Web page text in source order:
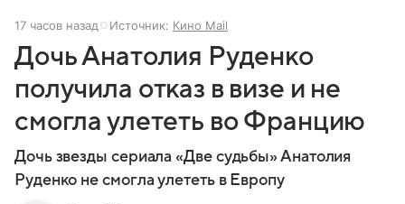
17 часов назад Источник: Кино Mail
Дочь Анатолия Руденко
получила отказ в визе и не
смогла улететь во Францию
Дочь звезды сериала «Две судьбы» Анатолия
Руденко не смогла улететь в Европу